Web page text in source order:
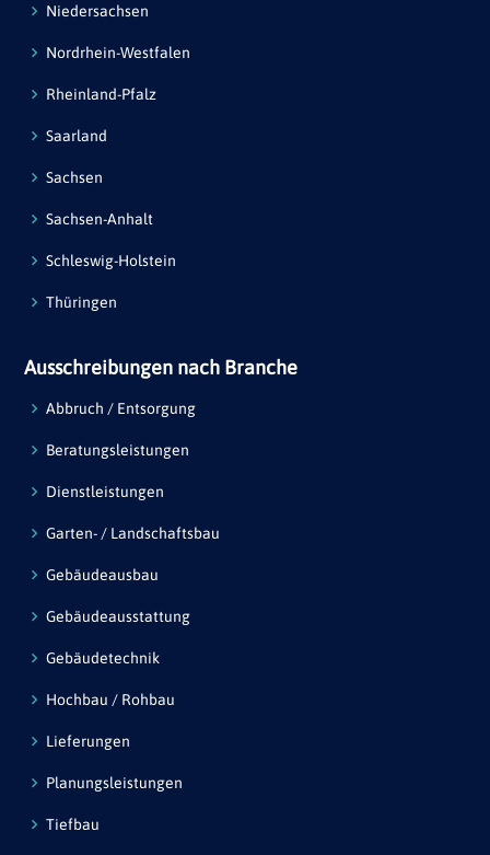
Niedersachsen
Nordrhein-Westfalen
Rheinland-Pfalz
Saarland
Sachsen
Sachsen-Anhalt
Schleswig-Holstein
Thüringen
Ausschreibungen nach Branche
Abbruch / Entsorgung
Beratungsleistungen
Dienstleistungen
Garten- / Landschaftsbau
Gebäudeausbau
Gebäudeausstattung
Gebäudetechnik
Hochbau / Rohbau
Lieferungen
Planungsleistungen
Tiefbau